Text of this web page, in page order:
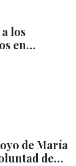
los
en…
de María
de…